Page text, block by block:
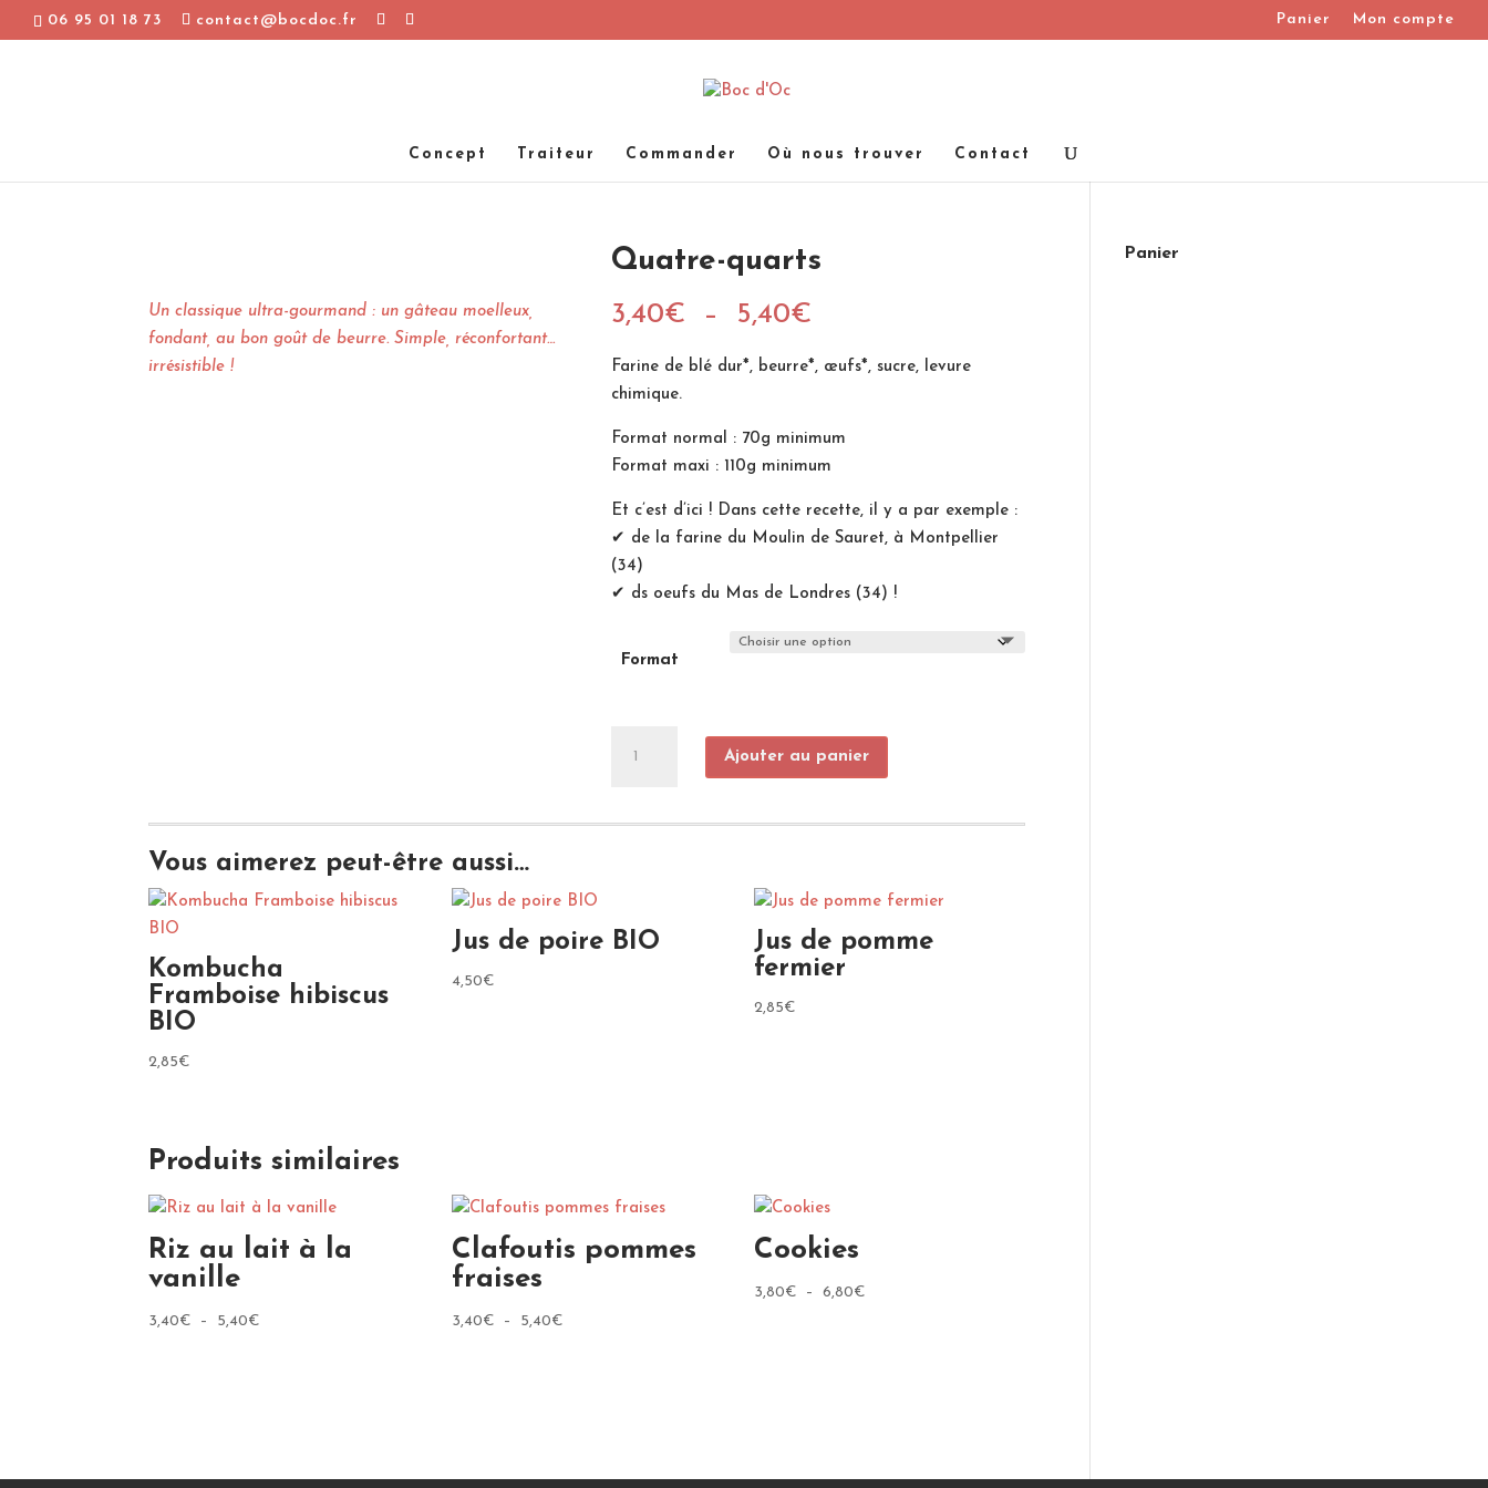
06 95 01 18 73 contact@bocdoc.fr Panier Mon compte
Concept Traiteur Commander Où nous trouver Contact
Un classique ultra-gourmand : un gâteau moelleux,
fondant, au bon goût de beurre. Simple, réconfortant…
irrésistible !
Quatre-quarts
3,40€ – 5,40€Plage
prix :
5,40€
Farine de blé dur*, beurre*, œufs*, sucre, levure
chimique.
Format normal : 70g minimum
Format maxi : 110g minimum
Et c’est d’ici ! Dans cette recette, il y a par exemple :
✔ de la farine du Moulin de Sauret, à Montpellier
(34)
✔ ds oeufs du Mas de Londres (34) !
Format
quarts
Ajouter au panier
Vous aimerez peut-être aussi…
Kombucha
Framboise hibiscus
BIO
2,85€
Jus de poire BIO
4,50€
Jus de pomme
fermier
2,85€
Produits similaires
Riz au lait à la
vanille
3,40€ – 5,40€
Clafoutis pommes
fraises
3,40€ – 5,40€Plage
Cookies
3,80€ – 6,80€
Panier